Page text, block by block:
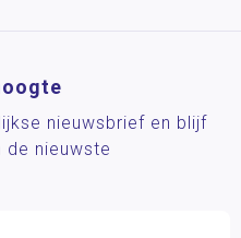
nieuwsbrief en blijf
nieuwste